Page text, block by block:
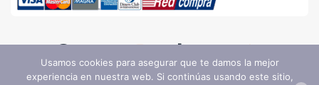
Usamos cookies para asegurar que te damos la mejor
experiencia en nuestra web. Si continúas usando este sitio,